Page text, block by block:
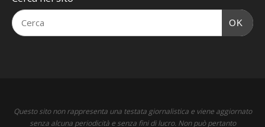
OK
Questo sito non rappresenta una testata giornalistica e viene aggiornato
senza alcuna periodicità e senza fini di lucro. Non può pertanto